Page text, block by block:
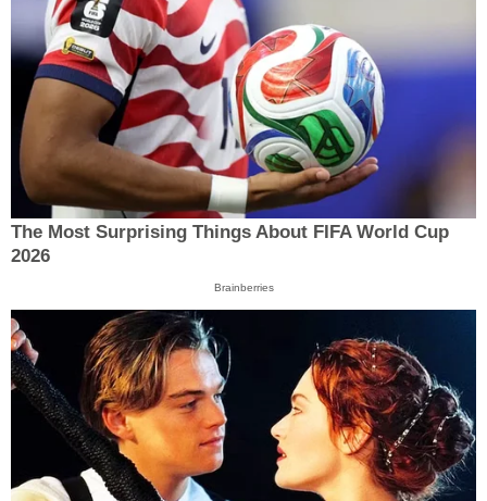
The Most Surprising Things About FIFA World Cup
2026
Brainberries